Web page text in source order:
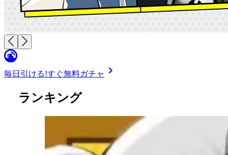
毎日引ける!すぐ無料ガチャ
ランキング